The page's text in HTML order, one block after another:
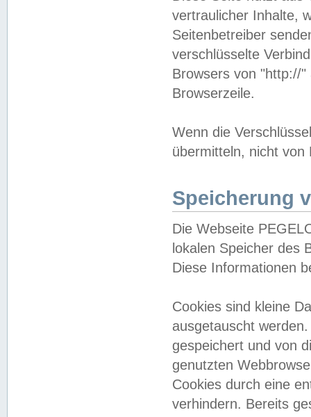
vertraulicher Inhalte,
Seitenbetreiber
verschlüsselte
Browsers von "http://
Browserzeile.
Wenn die
übermitteln, nicht von
Speicherung
Die Webseite
lokalen Speicher des
Diese Informationen
Cookies sind kleine
ausgetauscht
gespeichert und von
genutzten
Cookies durch eine
verhindern. Bereits